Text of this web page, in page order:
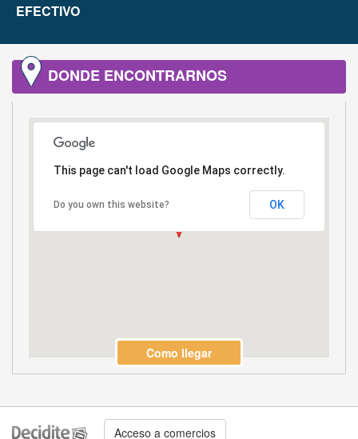
EFECTIVO
DONDE ENCONTRARNOS
This page can't load Google Maps correctly.
Do you own this website? OK
Como llegar
Acceso a comercios